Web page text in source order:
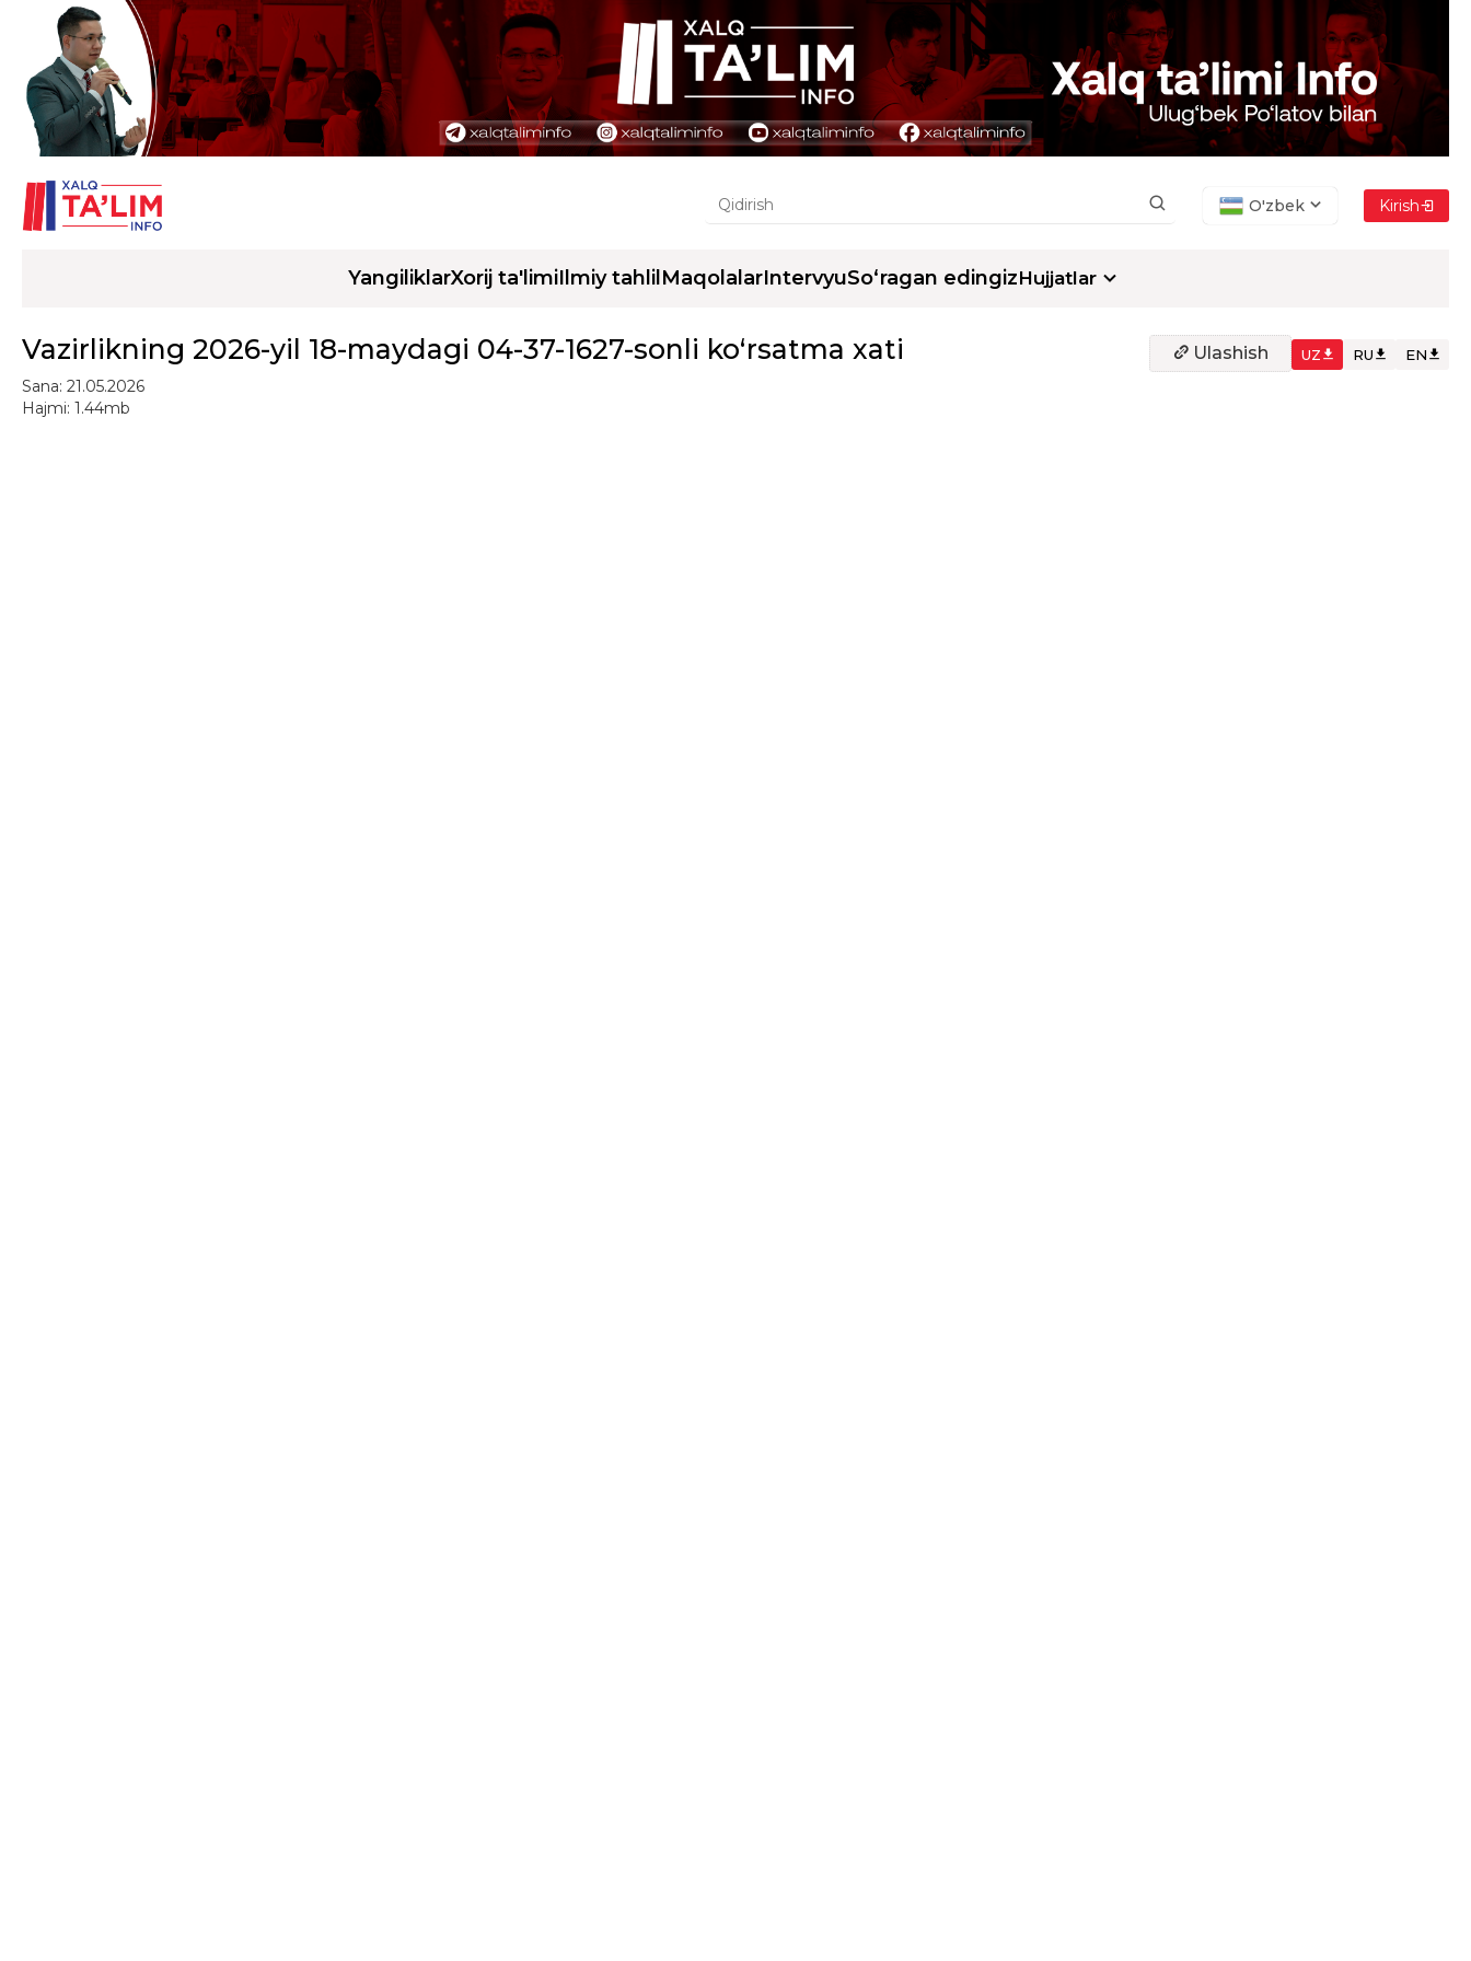
O'zbek Kirish
YangiliklarXorij ta'limiIlmiy tahlil MaqolalarIntervyuSo‘ragan edingizHujjatlar
Vazirlikning 2026-yil 18-maydagi 04-37-1627-sonli ko‘rsatma xati
Sana: 21.05.2026
Hajmi: 1.44mb
Ulashish UZ RU EN